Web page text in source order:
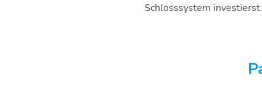
Schlosssystem investierst.